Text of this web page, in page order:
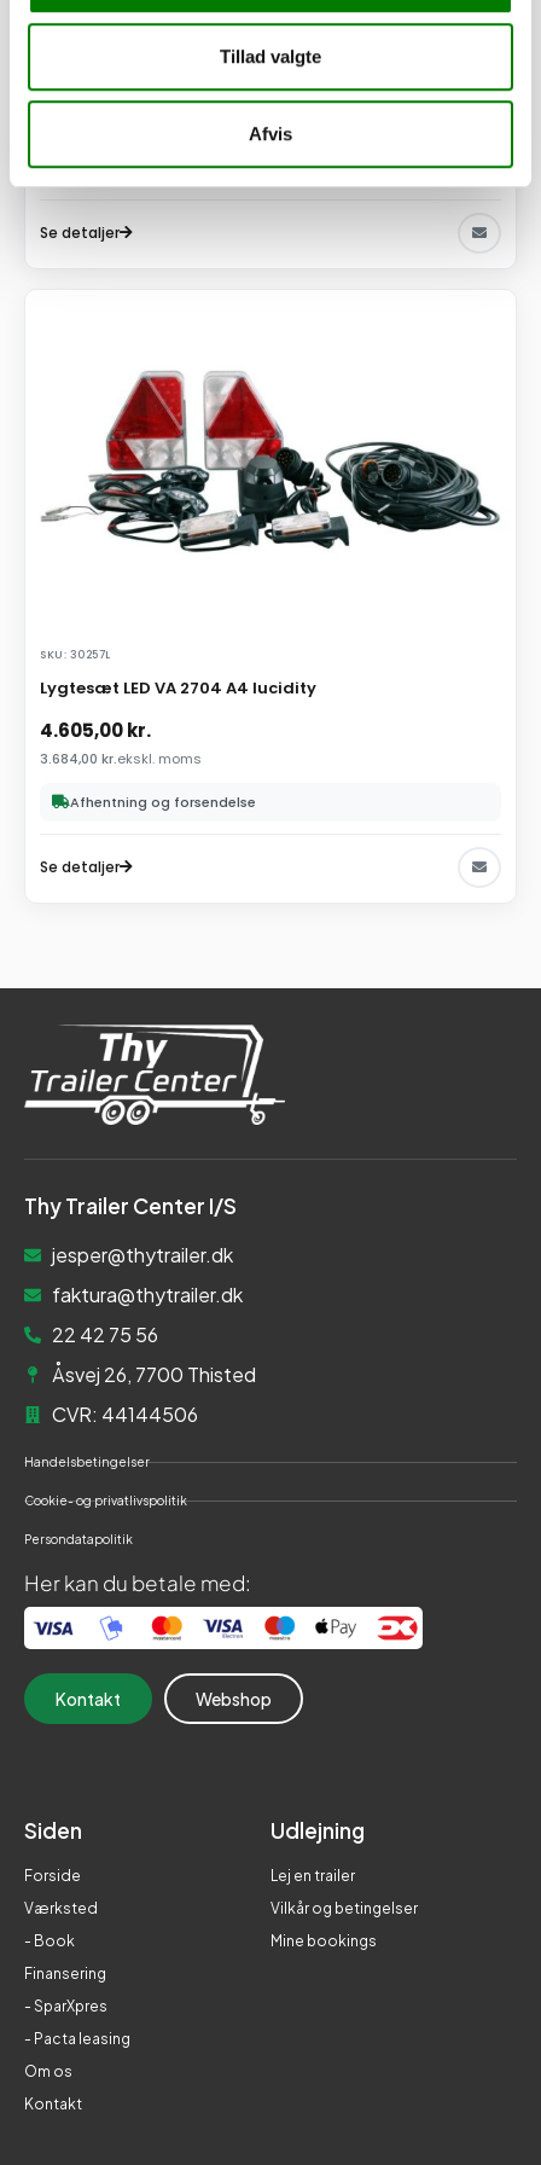
Tillad valgte
Afvis
SKU: 30292L
Lygtesæt LED, model VA 2717T3 Lucidity
3.375,00kr.
Afhentning og forsendelse
Se detaljer
SKU: 30257L
Lygtesæt LED VA 2704 A4 lucidity
4.605,00kr.
3.684,00 kr.ekskl. moms
Afhentning og forsendelse
Se detaljer
Thy Trailer Center I/S
jesper@thytrailer.dk
faktura@thytrailer.dk
22 42 75 56
Åsvej 26, 7700 Thisted
CVR: 44144506
Handelsbetingelser
Cookie- og privatlivspolitik
Persondatapolitik
Her kan du betale med:
Kontakt Webshop
Siden
Forside
Værksted
- Book
Finansering
- SparXpres
- Pacta leasing
Om os
Kontakt
Udlejning
Lej en trailer
Vilkår og betingelser
Mine bookings